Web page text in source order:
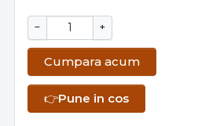
− +
Cumpara acum
👉Pune in cos